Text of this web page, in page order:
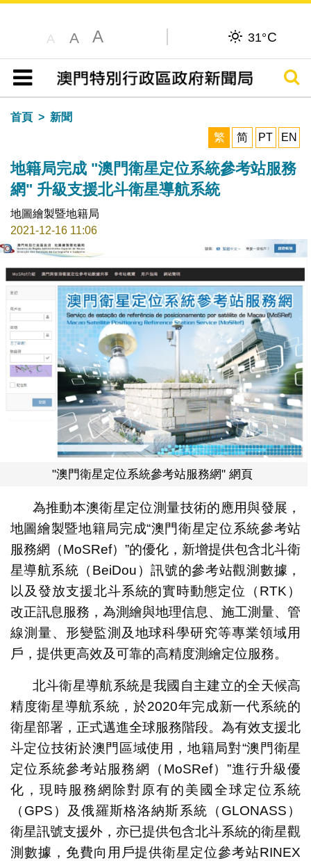
A A A 31°C
目錄
搜尋
首頁
新聞
繁
简 PT EN
地籍局完成 "澳門衛星定位系統參考站服務
網" 升級支援北斗衛星導航系統
地圖繪製暨地籍局
2021-12-16 11:06
"澳門衛星定位系統參考站服務網" 網頁
為推動本澳衛星定位測量技術的應用與發展，
地圖繪製暨地籍局完成“澳門衛星定位系統參考站
服務網（MoSRef）”的優化，新增提供包含北斗衛
星導航系統（BeiDou）訊號的參考站觀測數據，
以及發放支援北斗系統的實時動態定位（RTK）
改正訊息服務，為測繪與地理信息、施工測量、管
線測量、形變監測及地球科學研究等專業領域用
戶，提供更高效及可靠的高精度測繪定位服務。
北斗衛星導航系統是我國自主建立的全天候高
精度衛星導航系統，於2020年完成新一代系統的
衛星部署，正式邁進全球服務階段。為有效支援北
斗定位技術於澳門區域使用，地籍局對“澳門衛星
定位系統參考站服務網（MoSRef）”進行升級優
化，現時服務網除對原有的美國全球定位系統
（GPS）及俄羅斯格洛納斯系統（GLONASS）
衛星訊號支援外，亦已提供包含北斗系統的衛星觀
測數據，免費向用戶提供衛星定位參考站RINEX